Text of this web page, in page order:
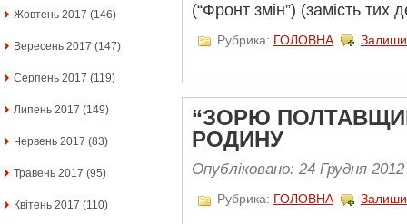
Жовтень 2017 (146)
Вересень 2017 (147)
Серпень 2017 (119)
Липень 2017 (149)
Червень 2017 (83)
Травень 2017 (95)
Квітень 2017 (110)
(“Фронт змін”) (замість
Рубрика: ГОЛОВНА
“ЗОРЮ
РОДИНУ
Опубліковано: 24 Грудня 2012
Рубрика: ГОЛОВНА